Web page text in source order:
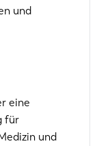
und
eine
für
und